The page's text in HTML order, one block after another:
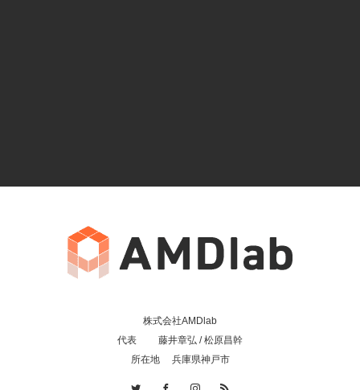
株式会社AMDlab
代表 藤井章弘 / 松原昌幹
所在地 兵庫県神戸市